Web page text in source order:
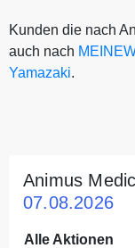
Kunden die nach
auch nach
Yamazaki.
Animus
07.08.2026
Alle Aktionen